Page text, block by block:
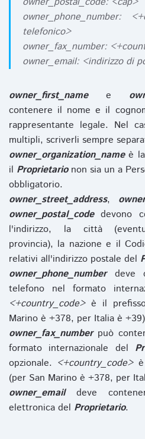
owner_phone_number:
telefonico>
owner_fax_number:
owner_email: <indirizzo di
owner_first_namee
contenere il nome e il
rappresentante legale. Nel
multipli, scriverli sempre
owner_organization_nameè la
il Proprietarionon sia un a
obbligatorio.
owner_street_address,
owner_postal_codedevono
l'indirizzo, la città
provincia), la nazione e il
relativi all'indirizzo postale del
owner_phone_numberdeve
telefono nel formato
<+country_code>è il prefisso
Marino è +378, per Italia è
owner_fax_numberpuò
formato internazionale del
opzionale. <+country_code>è
(per San Marino è +378, per
owner_emaildeve
elettronica del Proprietario.